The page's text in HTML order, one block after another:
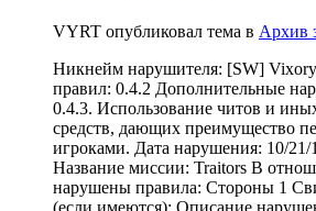
VYRT опубликовал тема в Архив
Никнейм нарушителя: [SW]
правил: 0.4.2 Дополнительные
0.4.3. Использование читов и
средств, дающих преимущество
игроками. Дата нарушения: 10/
Название миссии: Traitors В
нарушены правила: Стороны 1
(если имеются): Описание